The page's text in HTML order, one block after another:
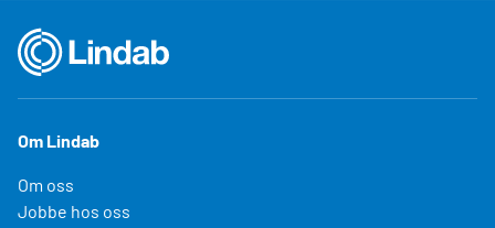
Om Lindab
Om oss
Jobbe hos oss